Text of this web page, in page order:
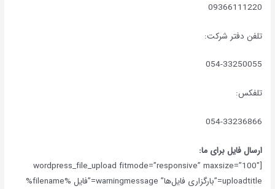
09366111220
تلفن دفتر شرکت:
054-33250055
تلفکس:
054-33236866
ارسال فایل برای ما:
[wordpress_file_upload fitmode=”responsive” maxsize=”100″
uploadtitle=”بارگزاری فایل‌ها” warningmessage=”فایل %filename%